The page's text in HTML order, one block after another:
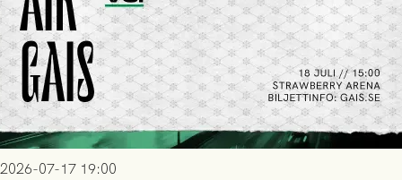
2026-07-17 19:00